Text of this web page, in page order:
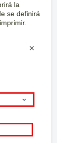
la
se definirá